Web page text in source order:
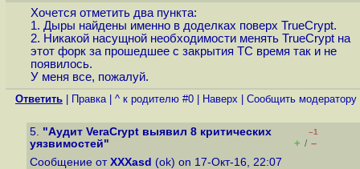
Хочется отметить два пункта:
1. Дыры найдены именно в доделках поверх TrueCrypt.
2. Никакой насущной необходимости менять TrueCrypt на
этот форк за прошедшее с закрытия TC время так и не
появилось.
У меня все, пожалуй.
Ответить Правка| ^ к родителю #0 Наверх Cообщить модератору
5. "Аудит VeraCrypt выявил 8 критических
уязвимостей"
–1
+ / –
Сообщение от XXXasd (ok) on 17-Окт-16, 22:07